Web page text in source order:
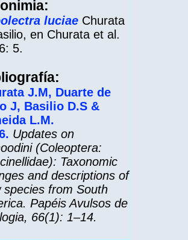
luciae Churata
en Churata et al.
5.
J.M, Duarte de
J, Basilio D.S &
L.M.
Updates on
(Coleoptera:
Taxonomic
and descriptions of
species from South
Papéis Avulsos de
66(1): 1–14.